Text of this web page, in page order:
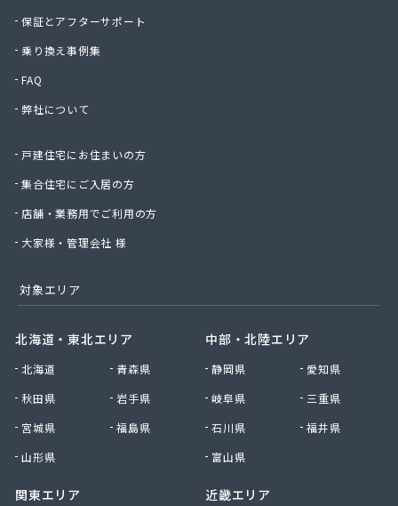
中国ガス機器株式会社 機器事業部
中国ガス機器株式会社 呉営業所
中国三愛ガスサプライ株式会社
中石産業株式会社 広島営業所
中前米穀燃料店
長神金物有限会社
土井商店
楠田機器商会
日の丸産業株式会社 LPガス事業部
日の丸産業株式会社 本社
日の丸産業株式会社 熊野営業所
日の丸産業株式会社 安浦営業所
日の丸産業株式会社 福山営業所
日の丸産業株式会社 中畑流通センター
日本ホームガス協業組合安佐センター
波間プロパン店
保証とアフターサポート
乗り換え事例集
FAQ
弊社について
戸建住宅にお住まいの方
集合住宅にご入居の方
店舗・業務用でご利用の方
大家様・管理会社 様
対象エリア
北海道・東北エリア
北海道
青森県
秋田県
岩手県
宮城県
福島県
山形県
関東エリア
中部・北陸エリア
静岡県
愛知県
岐阜県
三重県
石川県
福井県
富山県
近畿エリア